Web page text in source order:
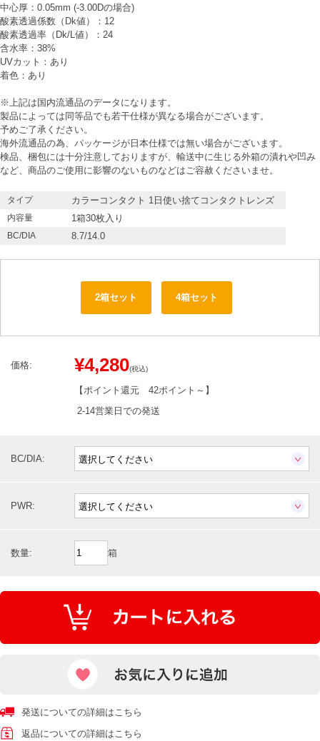
中心厚：0.05mm (-3.00Dの場合)
酸素透過係数（Dk値）：12
酸素透過率（Dk/L値）：24
含水率：38%
UVカット：あり
着色：あり
※上記は国内流通品のデータになります。
製品によっては同等品でも若干仕様が異なる場合がございます。
予めご了承ください。
海外流通品の為、パッケージが日本仕様では無い場合がございます。
検品、梱包には十分注意しておりますが、輸送中に生じる外箱の潰れや凹み
など、商品のご使用に影響のないものなどはご容赦くださいませ。
タイプ カラーコンタクト 1日使い捨てコンタクトレンズ
内容量 1箱30枚入り
BC/DIA 8.7/14.0
2箱セット 4箱セット
価格: ¥4,280(税込)
【ポイント還元 42ポイント～ 】
2-14営業日での発送
BC/DIA:
PWR:
数量: 箱
発送についての詳細はこちら
返品についての詳細はこちら